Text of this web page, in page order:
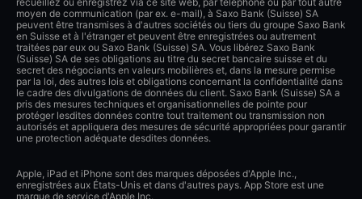
moyen de communication (par ex. e-mail), à Saxo Bank (Suisse) SA
peuvent être transmises à d'autres sociétés ou tiers du groupe Saxo Bank
en Suisse et à l'étranger et peuvent être enregistrées ou autrement
traitées par eux ou Saxo Bank (Suisse) SA. Vous libérez Saxo Bank
(Suisse) SA de ses obligations au titre du secret bancaire suisse et du
secret des négociants en valeurs mobilières et, dans la mesure permise
par la loi, des autres lois et obligations concernant la confidentialité dans
le cadre des divulgations de données du client. Saxo Bank (Suisse) SA a
pris des mesures techniques et organisationnelles de pointe pour
protéger lesdites données contre tout traitement ou transmission non
autorisés et appliquera des mesures de sécurité appropriées pour garantir
une protection adéquate desdites données.
Apple, iPad et iPhone sont des marques déposées d'Apple Inc.,
enregistrées aux États-Unis et dans d'autres pays. App Store est une
marque de service d'Apple Inc.